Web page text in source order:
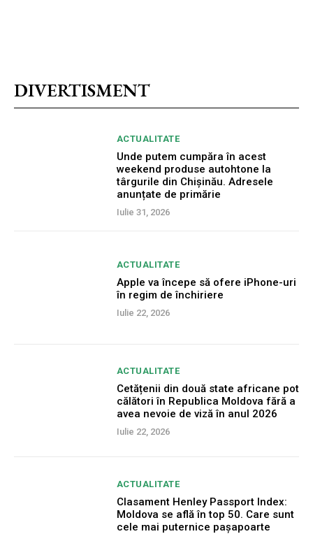
DIVERTISMENT
ACTUALITATE
Unde putem cumpăra în acest
weekend produse autohtone la
târgurile din Chișinău. Adresele
anunțate de primărie
Iulie 31, 2026
ACTUALITATE
Apple va începe să ofere iPhone-uri
în regim de închiriere
Iulie 22, 2026
ACTUALITATE
Cetățenii din două state africane pot
călători în Republica Moldova fără a
avea nevoie de viză în anul 2026
Iulie 22, 2026
ACTUALITATE
Clasament Henley Passport Index:
Moldova se află în top 50. Care sunt
cele mai puternice pașapoarte